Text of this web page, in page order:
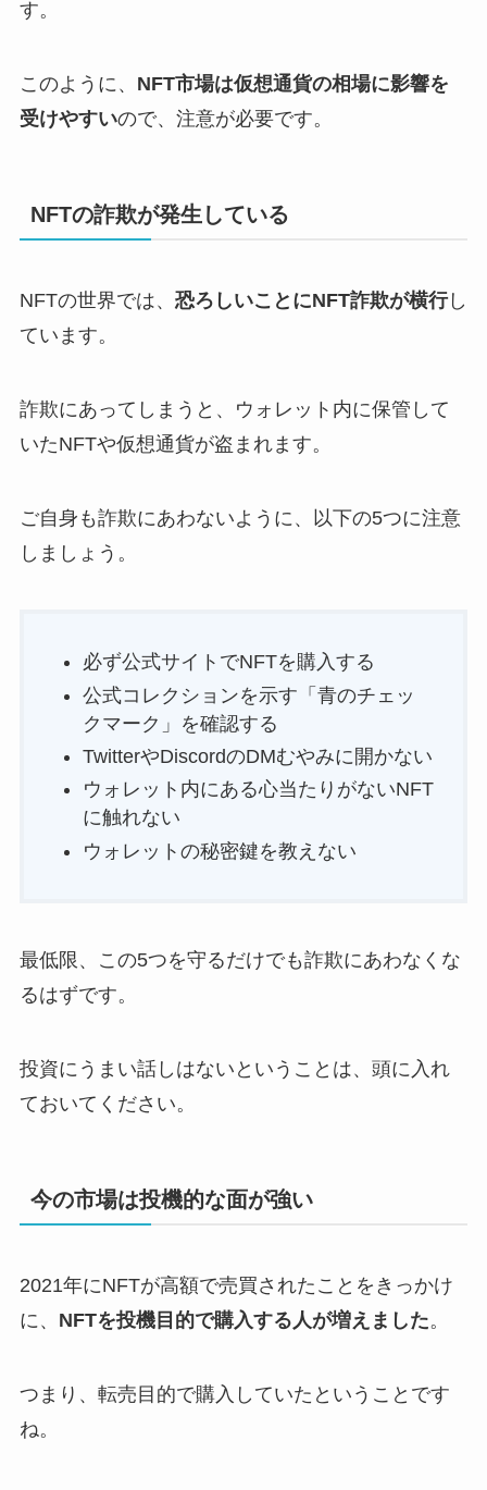
す。
このように、 NFT市場は仮想通貨の相場に影響を
受けやすいので、注意が必要です。
NFTの詐欺が発生している
NFTの世界では、 恐ろしいことにNFT詐欺が横行し
ています。
詐欺にあってしまうと、ウォレット内に保管して
いたNFTや仮想通貨が盗まれます。
ご自身も詐欺にあわないように、以下の5つに注意
しましょう。
必ず公式サイトでNFTを購入する
公式コレクションを示す「青のチェッ
クマーク」を確認する
TwitterやDiscordのDMむやみに開かない
ウォレット内にある心当たりがないNFT
に触れない
ウォレットの秘密鍵を教えない
最低限、この5つを守るだけでも詐欺にあわなくな
るはずです。
投資にうまい話しはないということは、頭に入れ
ておいてください。
今の市場は投機的な面が強い
2021年にNFTが高額で売買されたことをきっかけ
に、 NFTを投機目的で購入する人が増えました。
つまり、転売目的で購入していたということです
ね。